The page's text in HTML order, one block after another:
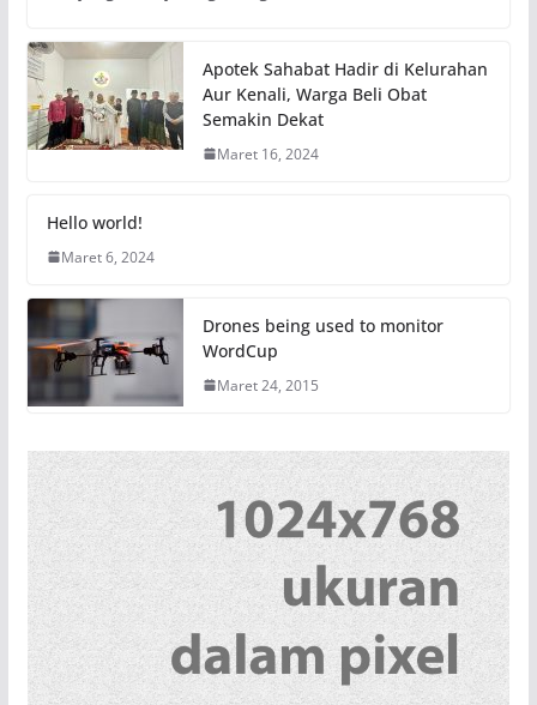
Apotek Sahabat Hadir di Kelurahan
Aur Kenali, Warga Beli Obat
Semakin Dekat
Maret 16, 2024
Hello world!
Maret 6, 2024
Drones being used to monitor
WordCup
Maret 24, 2015